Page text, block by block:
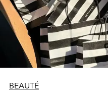
BEAUTÉ